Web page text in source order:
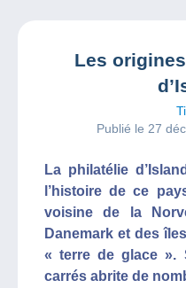
Les
Publié le 27
La philatélie
l’histoire de ce
voisine de la
Danemark et des
« terre de glace ».
carrés abrite de